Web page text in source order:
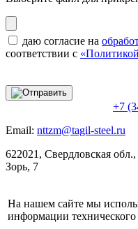
даю согласие на
соответствии с
+7
Email: nttzm@tagil-steel.ru
622021, Свердловская
Зорь, 7
На нашем сайте мы
информации технического